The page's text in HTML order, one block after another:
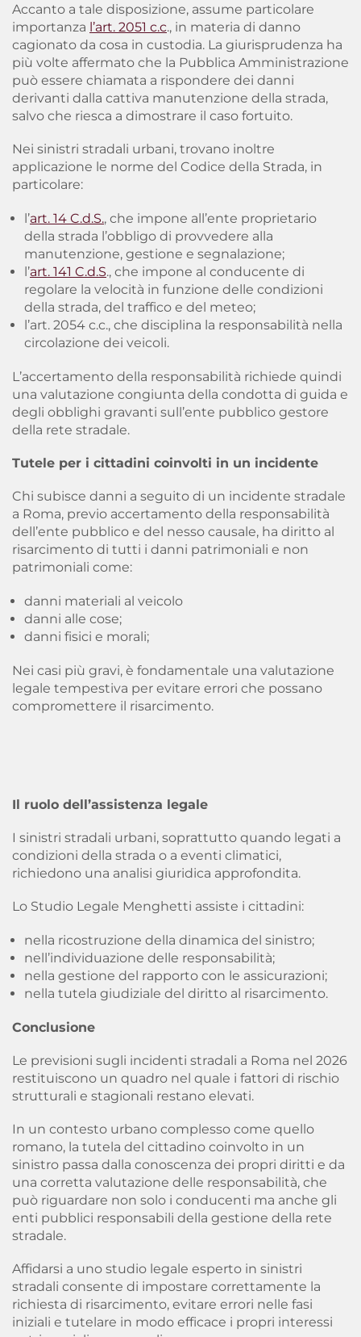
Accanto a tale disposizione, assume particolare
importanza l’art. 2051 c.c., in materia di danno
cagionato da cosa in custodia. La giurisprudenza ha
più volte affermato che la Pubblica Amministrazione
può essere chiamata a rispondere dei danni
derivanti dalla cattiva manutenzione della strada,
salvo che riesca a dimostrare il caso fortuito.
Nei sinistri stradali urbani, trovano inoltre
applicazione le norme del Codice della Strada, in
particolare:
l’art. 14 C.d.S., che impone all’ente proprietario
della strada l’obbligo di provvedere alla
manutenzione, gestione e segnalazione;
l’art. 141 C.d.S., che impone al conducente di
regolare la velocità in funzione delle condizioni
della strada, del traffico e del meteo;
l’art. 2054 c.c., che disciplina la responsabilità nella
circolazione dei veicoli.
L’accertamento della responsabilità richiede quindi
una valutazione congiunta della condotta di guida e
degli obblighi gravanti sull’ente pubblico gestore
della rete stradale.
Tutele per i cittadini coinvolti in un incidente
Chi subisce danni a seguito di un incidente stradale
a Roma, previo accertamento della responsabilità
dell’ente pubblico e del nesso causale, ha diritto al
risarcimento di tutti i danni patrimoniali e non
patrimoniali come:
danni materiali al veicolo
danni alle cose;
danni fisici e morali;
Nei casi più gravi, è fondamentale una valutazione
legale tempestiva per evitare errori che possano
compromettere il risarcimento.
Il ruolo dell’assistenza legale
I sinistri stradali urbani, soprattutto quando legati a
condizioni della strada o a eventi climatici,
richiedono una analisi giuridica approfondita.
Lo Studio Legale Menghetti assiste i cittadini:
nella ricostruzione della dinamica del sinistro;
nell’individuazione delle responsabilità;
nella gestione del rapporto con le assicurazioni;
nella tutela giudiziale del diritto al risarcimento.
Conclusione
Le previsioni sugli incidenti stradali a Roma nel 2026
restituiscono un quadro nel quale i fattori di rischio
strutturali e stagionali restano elevati.
In un contesto urbano complesso come quello
romano, la tutela del cittadino coinvolto in un
sinistro passa dalla conoscenza dei propri diritti e da
una corretta valutazione delle responsabilità, che
può riguardare non solo i conducenti ma anche gli
enti pubblici responsabili della gestione della rete
stradale.
Affidarsi a uno studio legale esperto in sinistri
stradali consente di impostare correttamente la
richiesta di risarcimento, evitare errori nelle fasi
iniziali e tutelare in modo efficace i propri interessi